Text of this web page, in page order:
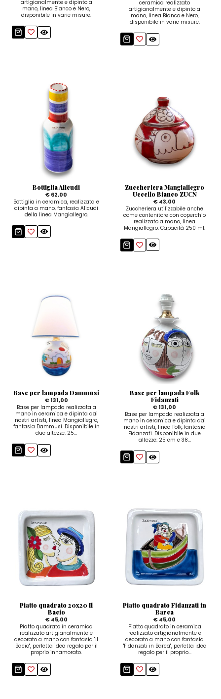
artigianalmente e dipinto a
mano, linea Bianco e Nero,
disponibile in varie misure.
ceramica realizzato
artigianalmente e dipinto a
mano, linea Bianco e Nero,
disponibile in varie misure.
Bottiglia Alicudi
€ 62,00
Bottiglia in ceramica, realizzata e
dipinta a mano, fantasia Alicudi
della linea Mangiallegro.
Zuccheriera Mangiallegro
Uccello Bianco ZUCN
€ 43,00
Zuccheriera utilizzabile anche
come contenitore con coperchio
realizzato a mano, linea
Mangiallegro. Capacità 250 ml.
Base per lampada Dammusi
€ 131,00
Base per lampada realizzata a
mano in ceramica e dipinta dai
nostri artisti, linea Mangiallegro,
fantasia Dammusi. Disponibile in
due altezze: 25...
Base per lampada Folk
Fidanzati
€ 131,00
Base per lampada realizzata a
mano in ceramica e dipinta dai
nostri artisti, linea Folk, fantasia
Fidanzati. Disponibile in due
altezze: 25 cm e 38...
Piatto quadrato 20x20 Il
Bacio
€ 45,00
Piatto quadrato in ceramica
realizzato artigianalmente e
decorato a mano con fantasia "Il
Bacio", perfetta idea regalo per il
proprio innamorato.
Piatto quadrato Fidanzati in
Barca
€ 45,00
Piatto quadrato in ceramica
realizzato artigianalmente e
decorato a mano con fantasia
"Fidanzati in Barca", perfetta idea
regalo per il proprio...